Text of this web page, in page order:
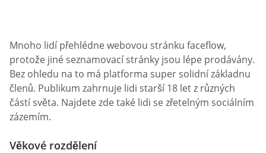
Mnoho lidí přehlédne webovou stránku faceflow,
protože jiné seznamovací stránky jsou lépe prodávány.
Bez ohledu na to má platforma super solidní základnu
členů. Publikum zahrnuje lidi starší 18 let z různých
částí světa. Najdete zde také lidi se zřetelným sociálním
zázemím.
Věkové rozdělení